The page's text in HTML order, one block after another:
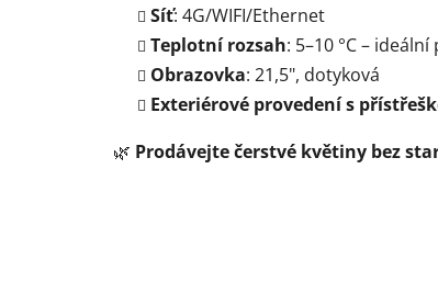
Síť: 4G/WIFI/Ethernet
Teplotní rozsah: 5–10 °C –
Obrazovka: 21,5", dotyková
Exteriérové ​​provedení s
🌿 Prodávejte čerstvé květiny bez